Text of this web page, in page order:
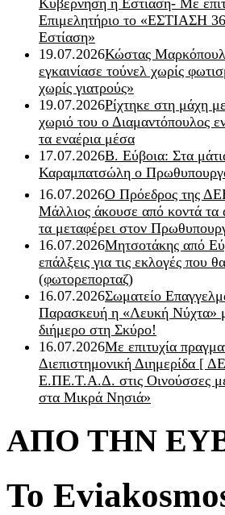
Κυβέρνηση η Εστίαση- Με
Επιμελητήριο το «ΕΣΤΙΑΣΗ
Εστίαση»
19.07.2026Κώστας
εγκαινίασε τούνελ χωρίς
χωρίς γιατρούς»
19.07.2026Ρίχτηκε στη μάχη
χωριό του ο Διαμαντόπουλος
τα εναέρια μέσα
17.07.2026Β. Εύβοια: Στα
Καραμπατσώλη ο
16.07.2026Ο Πρόεδρος της
Μάλλιος άκουσε από κοντά τα
τα μεταφέρει στον
16.07.2026Μητσοτάκης από
επάλξεις για τις εκλογές που
(φωτορεπορταζ)
16.07.2026Σωματείο
Παρασκευή η «Λευκή Νύχτα»
διήμερο στη Σκύρο!
16.07.2026Με επιτυχία
Διεπιστημονική Διημερίδα
Ε.ΠΕ.Τ.Α.Δ. στις Οινούσσες
στα Μικρά Νησιά»
ΑΠΟ ΤΗΝ
Το